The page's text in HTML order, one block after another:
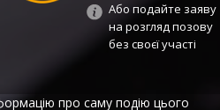
Або подайте заяву
на розгляд позову
без своєї участі
про саму подію цього